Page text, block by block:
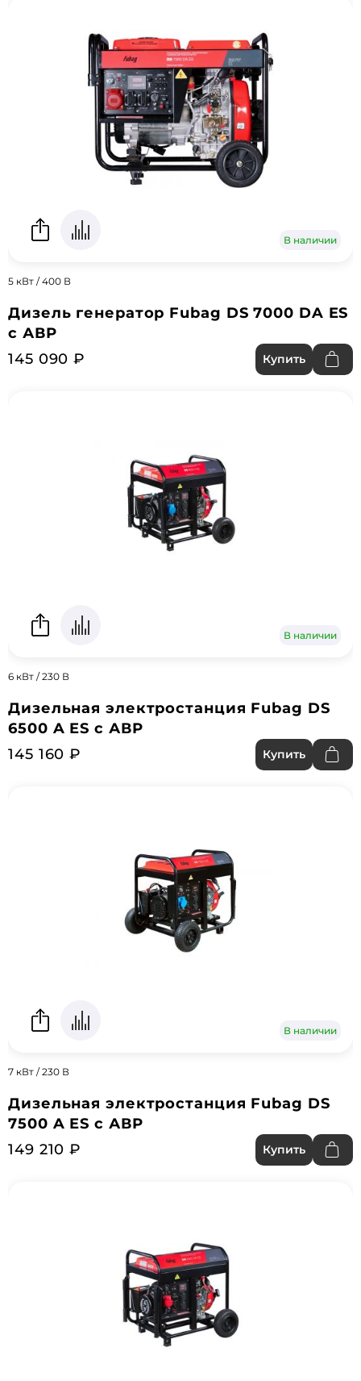
В наличии
5 кВт / 400 В
Дизель генератор Fubag DS 7000 DA ES
с АВР
145 090 ₽
Купить
В наличии
6 кВт / 230 В
Дизельная электростанция Fubag DS
6500 A ES с АВР
145 160 ₽
Купить
В наличии
7 кВт / 230 В
Дизельная электростанция Fubag DS
7500 A ES с АВР
149 210 ₽
Купить